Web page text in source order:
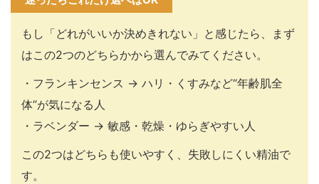
もし「どれがいいか決めきれない」と感じたら、まず
はこの2つのどちらかから選んでみてください。
・フランキンセンス → ハリ・くすみなど“年齢肌全
体”が気になる人
・ラベンダー → 敏感・乾燥・ゆらぎやすい人
この2つはどちらも使いやすく、失敗しにくい精油で
す。